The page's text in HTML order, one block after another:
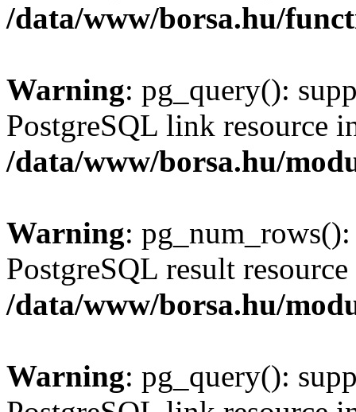
/data/www/borsa.hu/
Warning: pg_query():
PostgreSQL link resource
/data/www/borsa.hu/
Warning:
PostgreSQL result
/data/www/borsa.hu/
Warning: pg_query():